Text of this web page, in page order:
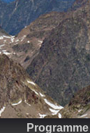
Programme